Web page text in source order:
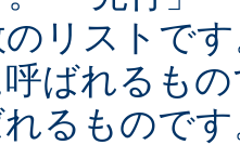
リストで
ばれるも
るもので